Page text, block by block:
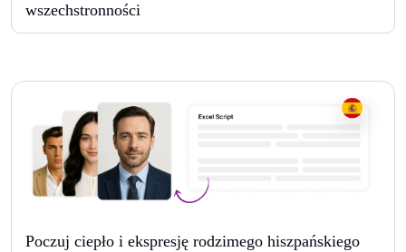
wszechstronności
Poczuj ciepło i ekspresję rodzimego hiszpańskiego